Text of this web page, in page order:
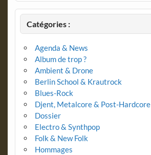
Catégories :
Agenda & News
Album de trop ?
Ambient & Drone
Berlin School & Krautrock
Blues-Rock
Djent, Metalcore & Post-Hardcore
Dossier
Electro & Synthpop
Folk & New Folk
Hommages